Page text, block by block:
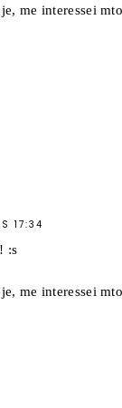
me interessei
17:34
:s
me interessei